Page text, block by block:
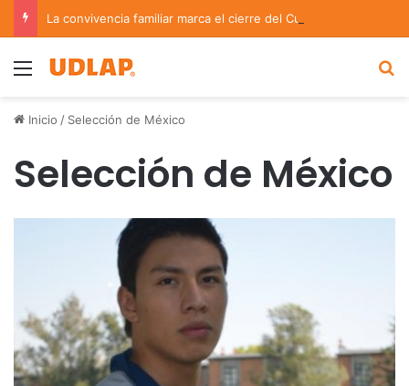
Menu
Inicio / Selección de México
Selección de México